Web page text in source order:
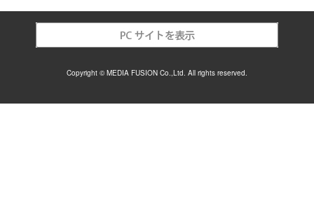
Copyright © MEDIA FUSION Co.,Ltd. All rights reserved.